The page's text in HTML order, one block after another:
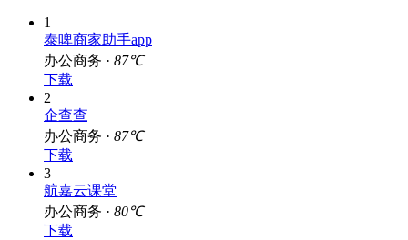
1
泰啤商家助手app
办公商务 · 87℃
下载
2
企查查
办公商务 · 87℃
下载
3
航嘉云课堂
办公商务 · 80℃
下载